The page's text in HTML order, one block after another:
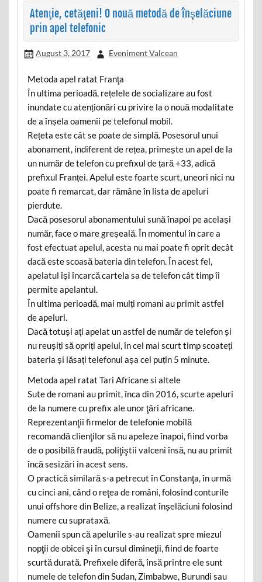
Atenţie, cetăţeni! O nouă metodă de înşelăciune
prin apel telefonic
August 3, 2017 Eveniment Valcean
Metoda apel ratat Franţa
În ultima perioadă, rețelele de socializare au fost
inundate cu atenționări cu privire la o nouă modalitate
de a înșela oamenii pe telefonul mobil.
Rețeta este cât se poate de simplă. Posesorul unui
abonament, indiferent de rețea, primește un apel de la
un număr de telefon cu prefixul de țară +33, adică
prefixul Franței. Apelul este foarte scurt, uneori nici nu
poate fi remarcat, dar rămâne în lista de apeluri
pierdute.
Dacă posesorul abonamentului sună înapoi pe același
număr, face o mare greșeală. În momentul în care a
fost efectuat apelul, acesta nu mai poate fi oprit decât
dacă este scoasă bateria din telefon. În acest fel,
apelatul își încarcă cartela sa de telefon cât timp îi
permite apelantul.
În ultima perioadă, mai mulți romani au primit astfel
de apeluri.
Dacă totuși ați apelat un astfel de număr de telefon și
nu reușiți să opriți apelul, în cel mai scurt timp scoateți
bateria și lăsați telefonul așa cel puțin 5 minute.
Metoda apel ratat Tari Africane si altele
Sute de romani au primit, înca din 2016, scurte apeluri
de la numere cu prefix ale unor ţări africane.
Reprezentanţii firmelor de telefonie mobilă
recomandă clienţilor să nu apeleze înapoi, fiind vorba
de o posibilă fraudă, poliţiştii valceni însă, nu au primit
încă sesizări în acest sens.
O practică similară s-a petrecut în Constanţa, în urmă
cu cinci ani, când o reţea de români, folosind conturile
unui offshore din Belize, a realizat înșelăciuni folosind
numere cu suprataxă.
Oamenii spun că apelurile s-au realizat spre miezul
nopţii de obicei şi în cursul dimineţii, fiind de foarte
scurtă durată. Prefixele diferă, însă printre ele sunt
numele de telefon din Sudan, Zimbabwe, Burundi sau